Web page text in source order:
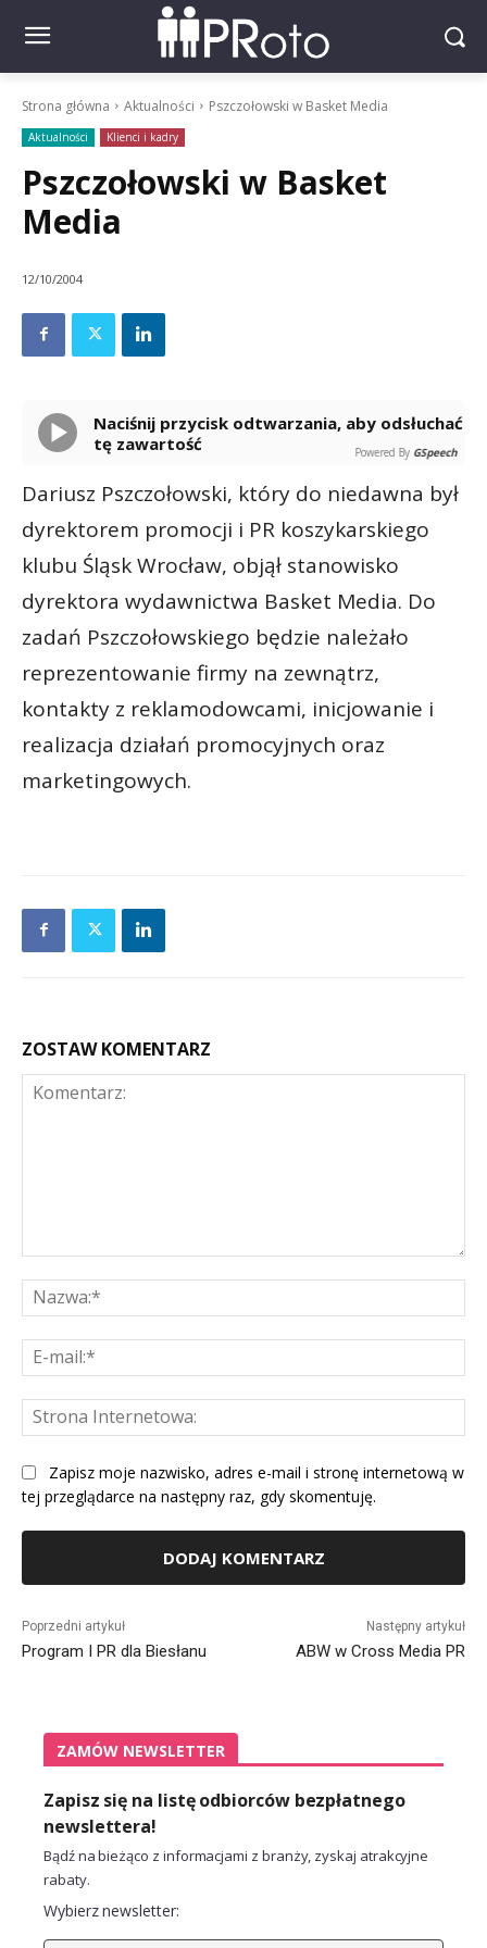
Strona główna Aktualności Pszczołowski w Basket Media
Aktualności Klienci i kadry
Pszczołowski w Basket
Media
12/10/2004
Naciśnij przycisk odtwarzania, aby odsłuchać
tę zawartość
Powered By GSpeech
Dariusz Pszczołowski, który do niedawna był
dyrektorem promocji i PR koszykarskiego
klubu Śląsk Wrocław, objął stanowisko
dyrektora wydawnictwa Basket Media. Do
zadań Pszczołowskiego będzie należało
reprezentowanie firmy na zewnątrz,
kontakty z reklamodowcami, inicjowanie i
realizacja działań promocyjnych oraz
marketingowych.
ZOSTAW KOMENTARZ
Zapisz moje nazwisko, adres e-mail i stronę internetową w
tej przeglądarce na następny raz, gdy skomentuję.
Poprzedni artykuł
Program I PR dla Biesłanu
Następny artykuł
ABW w Cross Media PR
ZAMÓW NEWSLETTER
Zapisz się na listę odbiorców bezpłatnego
newslettera!
Bądź na bieżąco z informacjami z branży, zyskaj atrakcyjne
rabaty.
Wybierz newsletter: